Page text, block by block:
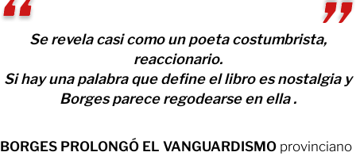
Se revela casi como un poeta costumbrista,
reaccionario.
Si hay una palabra que define el libro es nostalgia y
Borges parece regodearse en ella .
BORGES PROLONGÓ EL VANGUARDISMO provinciano